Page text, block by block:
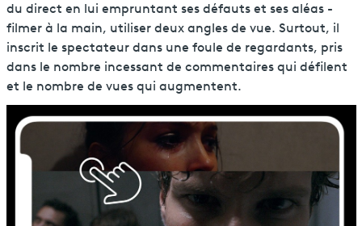
du direct en lui empruntant ses défauts et ses aléas -
filmer à la main, utiliser deux angles de vue. Surtout, il
inscrit le spectateur dans une foule de regardants, pris
dans le nombre incessant de commentaires qui défilent
et le nombre de vues qui augmentent.